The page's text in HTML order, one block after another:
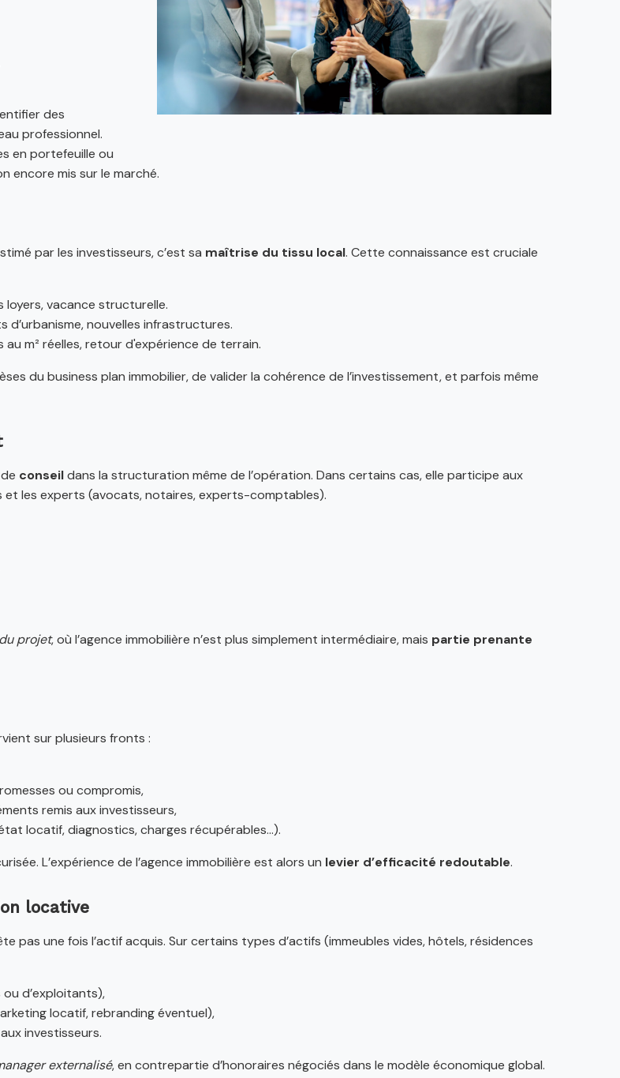
des
professionnel.
en portefeuille ou
encore mis sur le marché.
par les investisseurs, c’est sa maîtrise du tissu local. Cette connaissance est cruciale
loyers, vacance structurelle.
nouvelles infrastructures.
m² réelles, retour d'expérience de terrain.
du business plan immobilier, de valider la cohérence de l’investissement, et parfois même
conseildans la structuration même de l’opération. Dans certains cas, elle participe aux
et les experts (avocats, notaires, experts-comptables).
projet, où l’agence immobilière n’est plus simplement intermédiaire, mais partie prenante
sur plusieurs fronts :
ou compromis,
remis aux investisseurs,
locatif, diagnostics, charges récupérables…).
L’expérience de l’agence immobilière est alors un levier d’efficacité redoutable.
locative
pas une fois l’actif acquis. Sur certains types d’actifs (immeubles vides, hôtels, résidences
d’exploitants),
locatif, rebranding éventuel),
investisseurs.
externalisé, en contrepartie d’honoraires négociés dans le modèle économique global.